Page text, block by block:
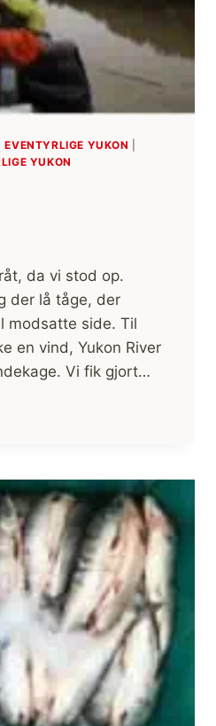
YUKON
YUKON
da vi stod op.
der lå tåge, der
modsatte side. Til
en vind, Yukon River
Vi fik gjort…